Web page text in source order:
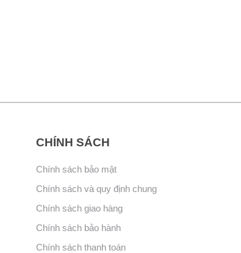
CHÍNH SÁCH
Chính sách bảo mật
Chính sách và quy định chung
Chính sách giao hàng
Chính sách bảo hành
Chính sách thanh toán